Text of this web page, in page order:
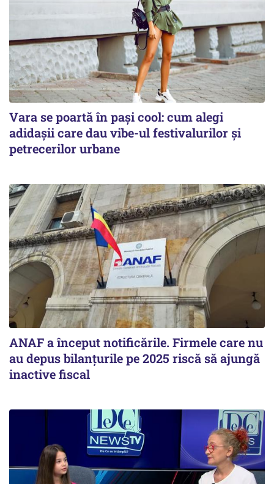
Vara se poartă în pași cool: cum alegi
adidașii care dau vibe-ul festivalurilor și
petrecerilor urbane
ANAF a început notificările. Firmele care nu
au depus bilanțurile pe 2025 riscă să ajungă
inactive fiscal